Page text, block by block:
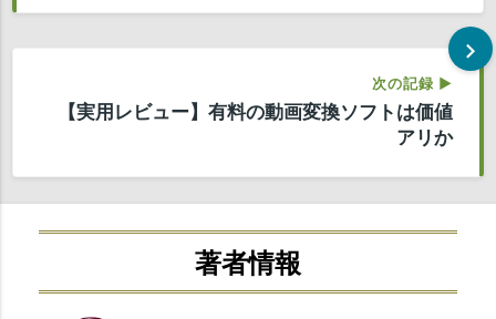
chevron_right
次の記録 ▶
【実用レビュー】有料の動画変換ソフトは価値
アリか
著者情報